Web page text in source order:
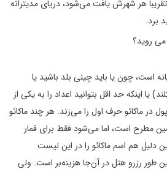
تقریبا هر شهرش یافت می‌شود، دریای مدیترانه
برد.
است، چون یا باید چینی بلد باشید یا
یا اینکه حد اقل بتوانید اعداد را به یکی از
در ماکائو حرف اول را می‌زند. هر چند ماکائو
مطرح است، اما می‌شود فقط برای قمار
دلیل هم اسم ماکائو را در این لیست
طور رزرو هتل در آن‌جا هزینه‌بر است. ولی